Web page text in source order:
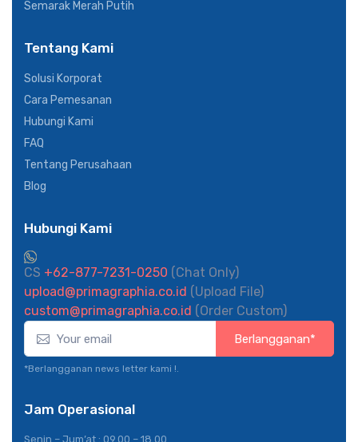
Semarak Merah Putih
Tentang Kami
Solusi Korporat
Cara Pemesanan
Hubungi Kami
FAQ
Tentang Perusahaan
Blog
Hubungi Kami
CS +62-877-7231-0250 (Chat Only)
upload@primagraphia.co.id (Upload File)
custom@primagraphia.co.id (Order Custom)
Berlangganan*
*Berlangganan news letter kami !.
Jam Operasional
Senin – Jum’at : 09.00 – 18.00